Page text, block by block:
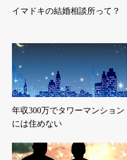
イマドキの結婚相談所って？
年収300万でタワーマンション
には住めない